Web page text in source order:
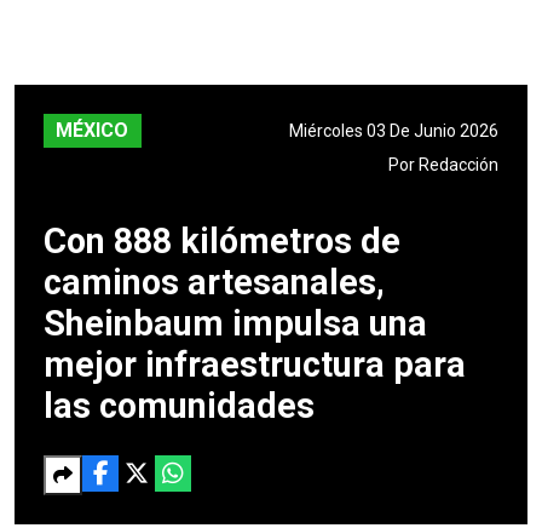
MÉXICO
Miércoles 03 De Junio 2026
Por Redacción
Con 888 kilómetros de
caminos artesanales,
Sheinbaum impulsa una
mejor infraestructura para
las comunidades